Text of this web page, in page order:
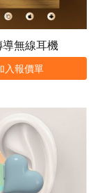
無線耳機
入報價單